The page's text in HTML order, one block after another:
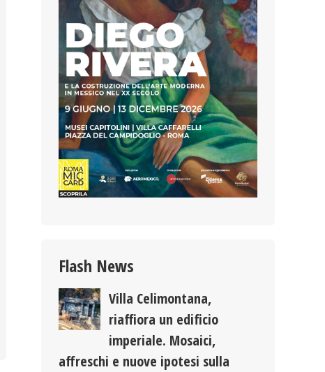
Flash News
Villa Celimontana,
riaffiora un edificio
imperiale. Mosaici,
affreschi e nuove ipotesi sulla